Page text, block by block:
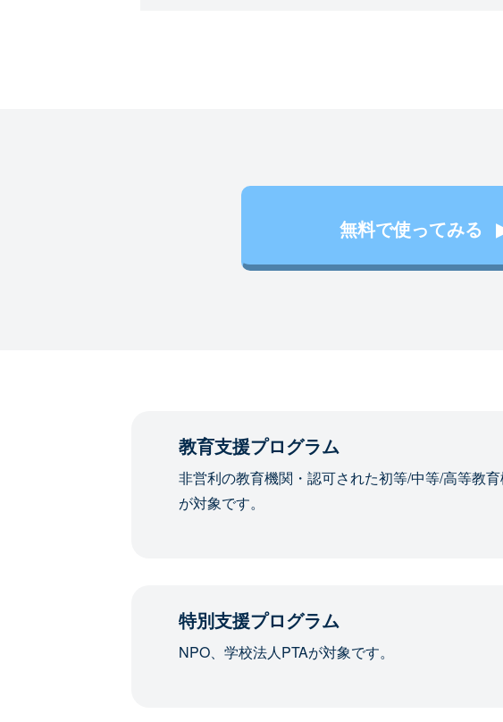
無料で使ってみる
教育支援プログラム
非営利の教育機関・認可された初等/中等/高等教
が対象です。
特別支援プログラム
NPO、学校法人PTAが対象です。